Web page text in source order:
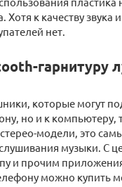
Хотя к качеству
нет.
гарнитуру
которые могут
но и к компьютеру,
модели, это
музыки. С
и прочим
можно купить